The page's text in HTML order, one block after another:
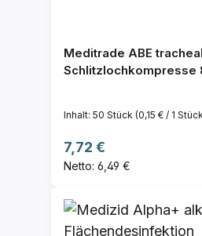
Meditrade ABE tracheal
Schlitzlochkompresse
Inhalt: 50 Stück (0,15 € / 1
Regulärer Preis:
7,72 €
Netto: 6,49 €